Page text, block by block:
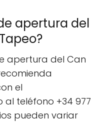
apertura del
apertura del Can
el
teléfono +34 977
pueden variar